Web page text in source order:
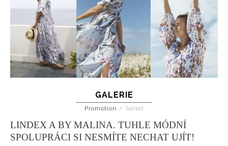
GALERIE
Promotion / Sdílet
LINDEX A BY MALINA. TUHLE MÓDNÍ
SPOLUPRÁCI SI NESMÍTE NECHAT UJÍT!